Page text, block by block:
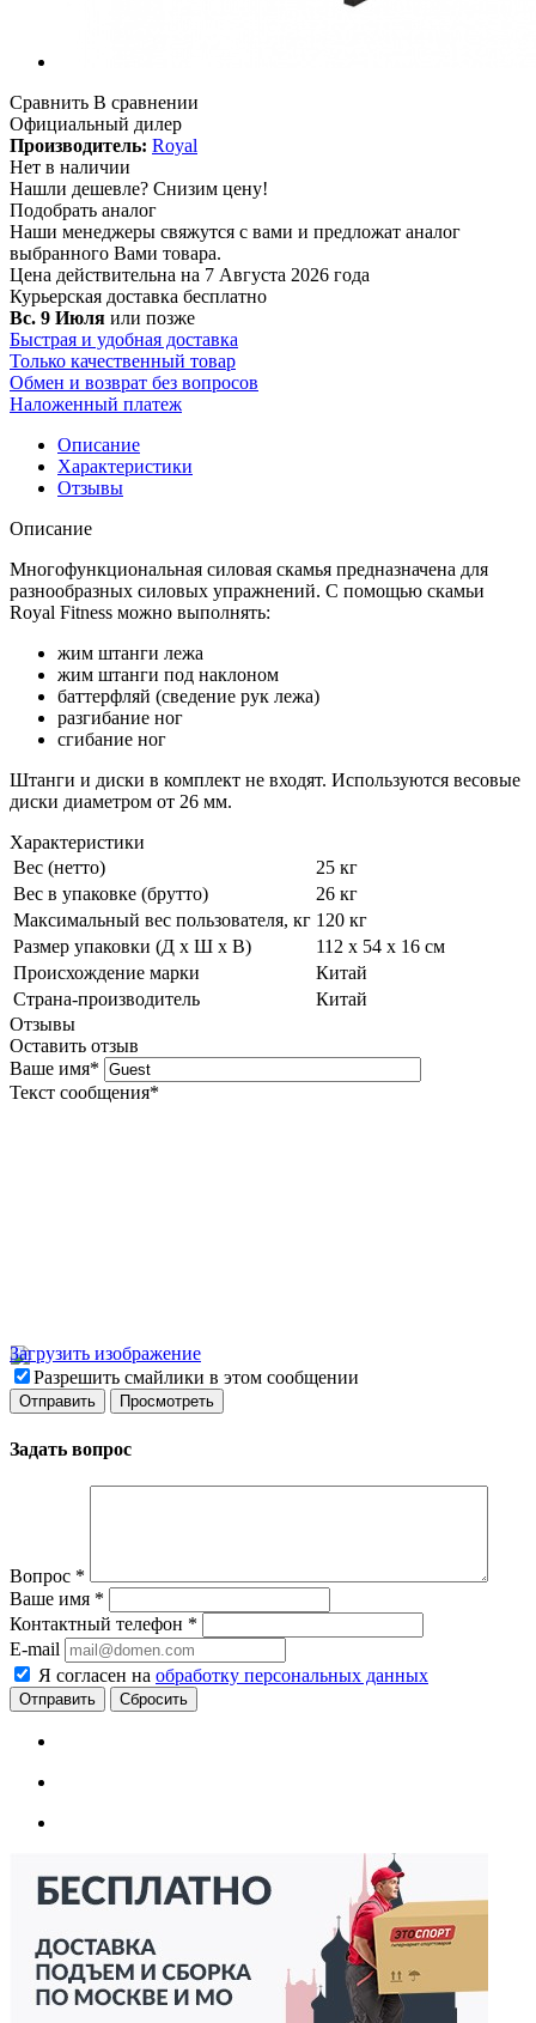
Сравнить В сравнении
Официальный дилер
Производитель: Royal
Нет в наличии
Нашли дешевле? Снизим цену!
Подобрать аналог
Наши менеджеры свяжутся с вами и предложат аналог
выбранного Вами товара.
Цена действительна на 7 Августа 2026 года
Курьерская доставка бесплатно
Вс. 9 Июля или позже
Быстрая и удобная доставка
Только качественный товар
Обмен и возврат без вопросов
Наложенный платеж
Описание
Характеристики
Отзывы
Описание
Многофункциональная силовая скамья предназначена для
разнообразных силовых упражнений. С помощью скамьи
Royal Fitness можно выполнять:
жим штанги лежа
жим штанги под наклоном
баттерфляй (сведение рук лежа)
разгибание ног
сгибание ног
Штанги и диски в комплект не входят. Используются весовые
диски диаметром от 26 мм.
Характеристики
Вес (нетто)
25 кг
Вес в упаковке (брутто)
26 кг
Максимальный вес пользователя, кг 120 кг
Размер упаковки (Д х Ш х В)
112 х 54 х 16 см
Происхождение марки
Китай
Страна-производитель
Китай
Отзывы
Оставить отзыв
Ваше имя*
Текст сообщения*
Загрузить изображение
Разрешить смайлики в этом сообщении
Задать вопрос
Вопрос *
Ваше имя *
Контактный телефон *
E-mail
Я согласен на обработку персональных данных
Сбросить